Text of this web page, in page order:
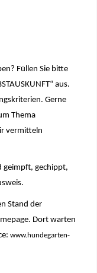
Füllen Sie bitte
aus.
Gerne
Thema
vermitteln
geimpft, gechippt,
Stand der
Dort warten
www.hundegarten-